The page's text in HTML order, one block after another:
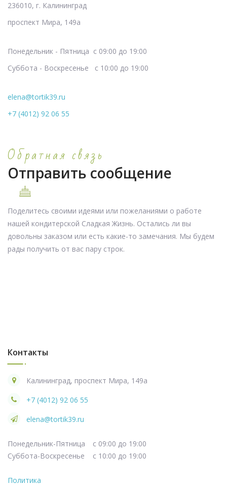
236010, г. Калининград
проспект Мира, 149а
Понедельник - Пятница с 09:00 до 19:00
Суббота - Воскресенье с 10:00 до 19:00
elena@tortik39.ru
+7 (4012) 92 06 55
Обратная связь
Отправить сообщение
Поделитесь своими идеями или пожеланиями о работе
нашей кондитерской Сладкая Жизнь. Остались ли вы
довольны заказом или есть какие-то замечания. Мы будем
рады получить от вас пару строк.
Контакты
Калининград, проспект Мира, 149а
+7 (4012) 92 06 55
elena@tortik39.ru
Понедельник-Пятница
с 09:00 до 19:00
Суббота-Воскресенье
с 10:00 до 19:00
Политика